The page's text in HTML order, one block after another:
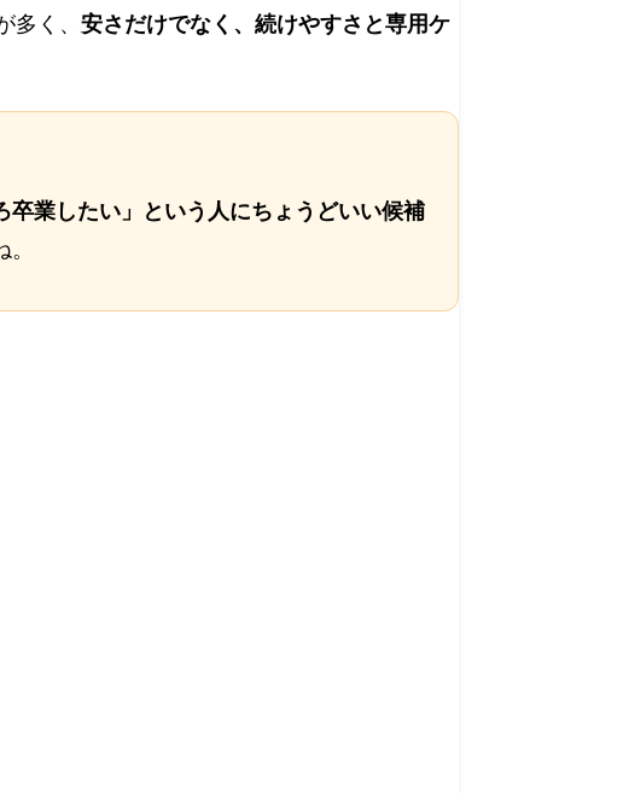
く、 安さだけでなく、続けやすさと専用ケ
卒業したい」という人にちょうどいい候補